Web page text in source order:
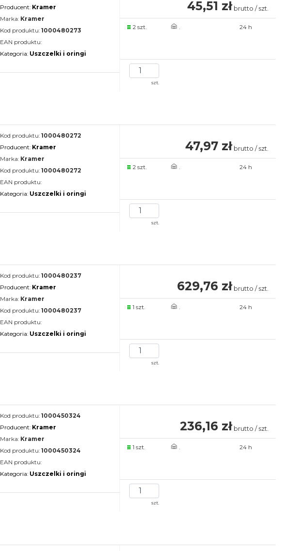
Producent: Kramer
Marka: Kramer
Kod produktu: 1000480273
EAN produktu:
Kategoria: Uszczelki i oringi
45,51 zł brutto / szt.
2 szt. . 24 h
szt.
Kod produktu: 1000480272
Producent: Kramer
Marka: Kramer
Kod produktu: 1000480272
EAN produktu:
Kategoria: Uszczelki i oringi
47,97 zł brutto / szt.
2 szt. . 24 h
szt.
Kod produktu: 1000480237
Producent: Kramer
Marka: Kramer
Kod produktu: 1000480237
EAN produktu:
Kategoria: Uszczelki i oringi
629,76 zł brutto / szt.
1 szt. . 24 h
szt.
Kod produktu: 1000450324
Producent: Kramer
Marka: Kramer
Kod produktu: 1000450324
EAN produktu:
Kategoria: Uszczelki i oringi
236,16 zł brutto / szt.
1 szt. . 24 h
szt.